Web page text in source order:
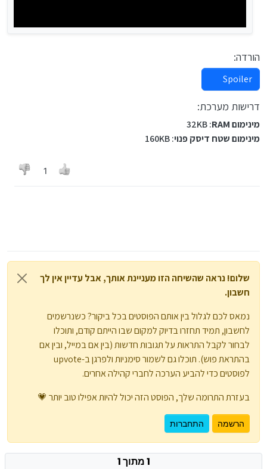
הורדה:
Spoiler
דרישות מערכת:
מינימום RAM
:‏ 32KB
מינימום שטח דיסק פנוי:‏ 160KB
1
שלום! נראה שהשיחה הזו מעניינת אותך, אבל עדיין אין לך
חשבון.
נמאס לכם לגלול בין אותם הפוסטים בכל ביקור? כשנרשמים
לחשבון, תמיד תחזרו בדיוק למקום שבו הייתם קודם, ותוכלו
לבחור לקבל התראות על תגובות חדשות (בין אם במייל, ובין אם
בהתראת פוש). תוכלו גם לשמור סימניות ולפרגן ב-upvote
לפוסטים כדי להביע הערכה לחברי קהילה אחרים.
בעזרת התרומה שלך, הפוסט הזה יכול להיות אפילו טוב יותר 💗
הרשמה התחברות
1 מתוך 1